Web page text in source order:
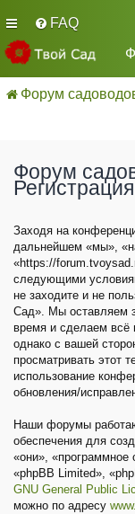
FAQ
Форум
Форум
Регистрация
Заходя на
дальнейшем «мы»,
«https://
следующими
не заходите и не
Сад». Мы оставляем
время и сделаем всё
однако с вашей
просматривать этот
использование
обновления/
Наши форумы
обеспечения для
«они», «программное
«phpBB Limited»,
GNU General Public
можно по адресу